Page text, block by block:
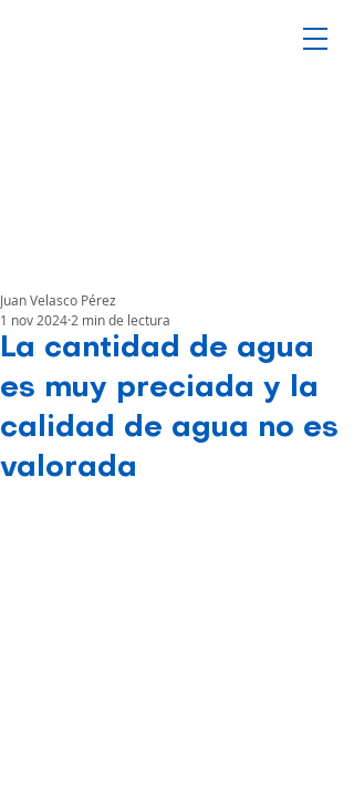
La cantidad de agua
es muy preciada y la
calidad de agua no es
valorada
Juan Velasco Pérez
1 nov 2024 2 min de lectura